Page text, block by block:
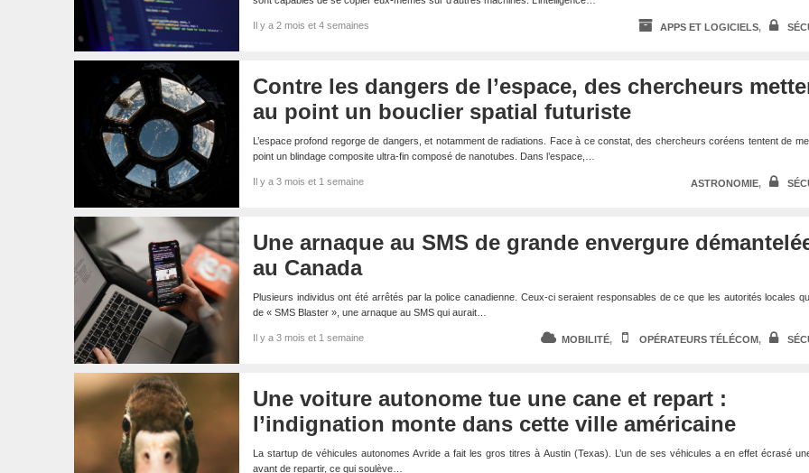
Il y a 2 mois et 4 semaines APPS ET LOGICIELS,
Contre les dangers de l’espace, des chercheurs
au point un bouclier spatial futuriste
L’espace profond regorge de dangers, et notamment de radiations. Face à ce constat, des chercheurs coréens tentent de
point un blindage composite ultra-fin composé de nanotubes. Dans l’espace,…
Il y a 3 mois et 1 semaine ASTRONOMIE,
Une arnaque au SMS de grande envergure
au Canada
Plusieurs individus ont été arrêtés par la police canadienne. Ceux-ci seraient responsables de ce que les autorités locales
de « SMS Blaster », une arnaque au SMS qui aurait…
Il y a 3 mois et 1 semaine MOBILITÉ, OPÉRATEURS TÉLÉCOM,
Une voiture autonome tue une cane et repart :
l’indignation monte dans cette ville américaine
La startup de véhicules autonomes Avride a fait les gros titres à Austin (Texas). L’un de ses véhicules a en effet écrasé
avant de repartir, ce qui soulève…